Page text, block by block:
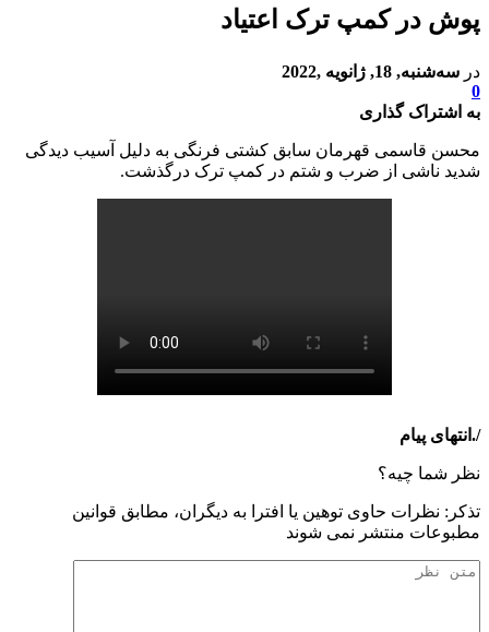
پوش در کمپ ترک اعتیاد
در سه‌شنبه, 18, ژانویه ,2022
0
به اشتراک گذاری
محسن قاسمی قهرمان سابق کشتی فرنگی به دلیل آسیب دیدگی
شدید ناشی از ضرب و شتم در کمپ ترک درگذشت.
/.انتهای پیام
نظر شما چیه؟
تذكر: نظرات حاوی توهين يا افترا به ديگران، مطابق قوانين
مطبوعات منتشر نمی شوند